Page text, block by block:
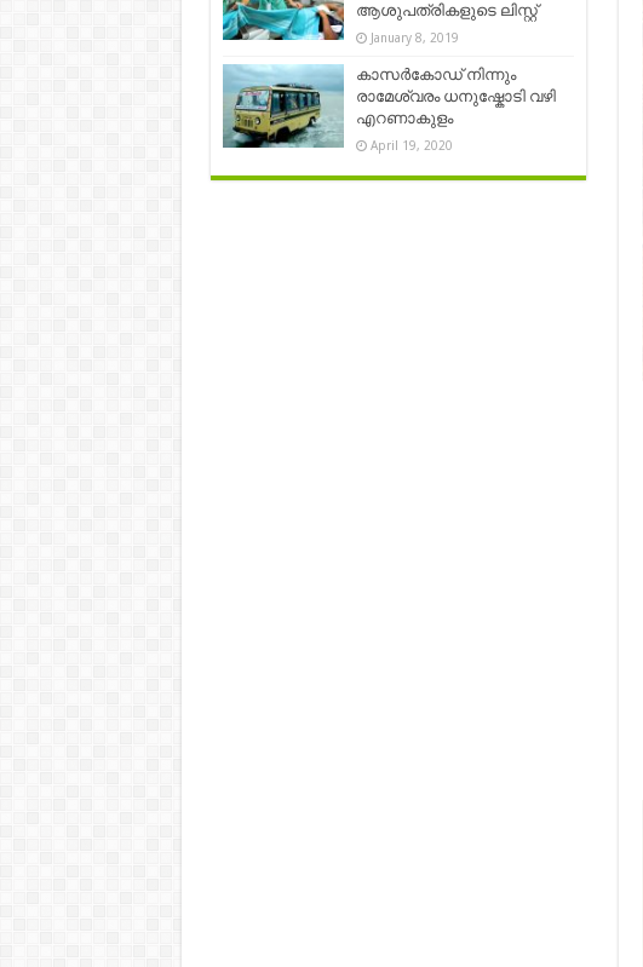
ആശുപത്രികളുടെ ലിസ്റ്റ്
January 8, 2019
കാസർകോഡ് നിന്നും
രാമേശ്വരം ധനുഷ്കോടി വഴി
എറണാകുളം
April 19, 2020